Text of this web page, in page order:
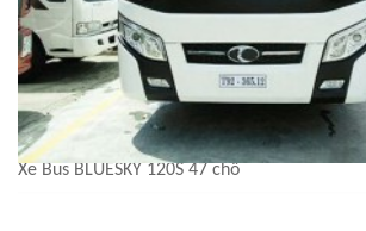
Xe Bus BLUESKY 120S 47 chỗ